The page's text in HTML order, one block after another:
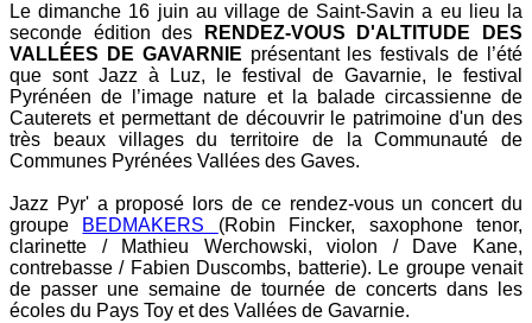
Le dimanche 16 juin au village de Saint-Savin a eu lieu la
seconde édition des
RENDEZ-VOUS D'ALTITUDE DES
VALLÉES DE GAVARNIE présentant les festivals de l’été
que sont Jazz à Luz, le festival de Gavarnie, le festival
Pyrénéen de l’image nature et la balade circassienne de
Cauterets et permettant de découvrir le patrimoine d'un des
très beaux villages du territoire de la Communauté de
Communes Pyrénées Vallées des Gaves.
Jazz Pyr' a proposé lors de ce rendez-vous un concert du
groupe BEDMAKERS (Robin Fincker, saxophone tenor,
clarinette / Mathieu Werchowski, violon / Dave Kane,
contrebasse / Fabien Duscombs, batterie). Le groupe venait
de passer une semaine de tournée de concerts dans les
écoles du Pays Toy et des Vallées de Gavarnie.